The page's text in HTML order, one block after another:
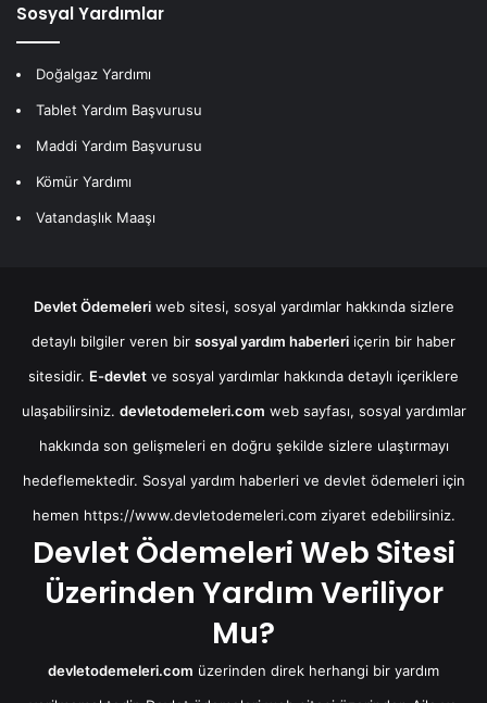
Sosyal Yardımlar
Doğalgaz Yardımı
Tablet Yardım Başvurusu
Maddi Yardım Başvurusu
Kömür Yardımı
Vatandaşlık Maaşı
Devlet Ödemeleriweb sitesi, sosyal yardımlar hakkında sizlere
detaylı bilgiler veren bir sosyal yardım haberleri içerin bir haber
sitesidir. E-devlet ve sosyal yardımlar hakkında detaylı içeriklere
ulaşabilirsiniz. devletodemeleri.com web sayfası, sosyal yardımlar
hakkında son gelişmeleri en doğru şekilde sizlere ulaştırmayı
hedeflemektedir. Sosyal yardım haberleri ve devlet ödemeleri için
hemen https://www.devletodemeleri.comziyaret edebilirsiniz.
Devlet Ödemeleri Web Sitesi
Üzerinden Yardım Veriliyor
Mu?
devletodemeleri.com üzerinden direk herhangi bir yardım